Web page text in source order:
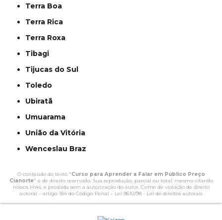
Terra Boa
Terra Rica
Terra Roxa
Tibagi
Tijucas do Sul
Toledo
Ubiratã
Umuarama
União da Vitória
Wenceslau Braz
O conteúdo do texto "Curso para Aprender a Falar em Público Preço
Cianorte" é de direito reservado. Sua reprodução, parcial ou total, mesmo citando
nossos links, é proibida sem a autorização do autor. Crime de violação de direito
autoral – artigo 184 do Código Penal – Lei 9610/98 - Lei de direitos autorais.